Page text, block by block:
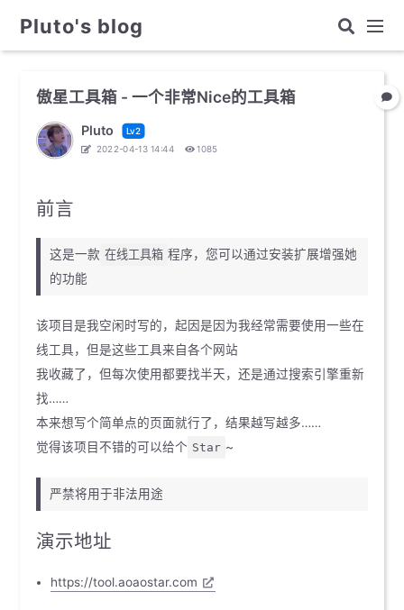
Pluto's blog
傲星工具箱 - 一个非常Nice的工具箱
Pluto
Lv2
2022-04-13 14:44
1085
前言
这是一款 在线工具箱 程序，您可以通过安装扩展增强她
的功能
该项目是我空闲时写的，起因是因为我经常需要使用一些在
线工具，但是这些工具来自各个网站
我收藏了，但每次使用都要找半天，还是通过搜索引擎重新
找……
本来想写个简单点的页面就行了，结果越写越多……
觉得该项目不错的可以给个 Star ~
严禁将用于非法用途
演示地址
https://tool.aoaostar.com